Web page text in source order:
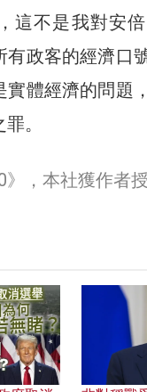
這不是我對安
政客的經濟口
實體經濟的問題
。
，本社獲作者授